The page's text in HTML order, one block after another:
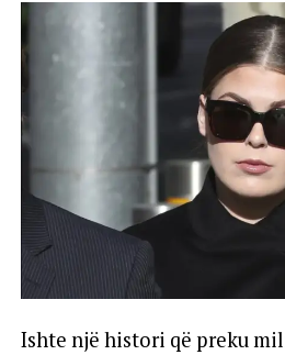
Ishte një histori që preku